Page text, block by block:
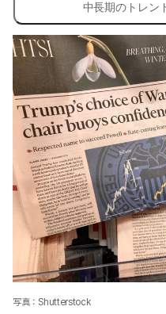
中長期のトレン
写真：Shutterstock